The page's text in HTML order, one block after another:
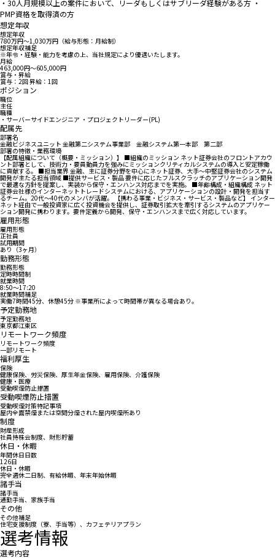
・30人月規模以上の案件において、リーダもしくはサブリーダ経験がある方 ・
PMP資格を取得済の方
想定年収
想定年収
780万円〜1,030万円（給与形態：月給制）
想定年収補足
※年令・経験・能力を考慮の上、当社規定により優遇いたします。
月給
463,000円〜605,000円
賞与・昇給
賞与：2回 昇給：1回
ポジション
職位
主任
職種
・サーバーサイドエンジニア ・プロジェクトリーダー(PL)
配属先
部署名
金融ビジネスユニット 金融第二システム事業部 金融システム第一本部 第二部
部署の特徴・業務環境
【配属組織について（概要・ミッション）】 ■組織のミッション ネット証券会社のフロントアカウ
ント部署として、技術力・要員動員力を強みにミッションクリティカルシステムの導入と安定稼働
に貢献する。 ■担当業界 金融、主に証券分野を中心にネット証券、大手～中堅証券会社のシステム
開発が主たる担当領域 ■提供サービス・製品 要件に応じたフルスクラッチのアプリケーション開発
で最適な方針を提案し、実装から保守・エンハンス対応までを実施。 ■年齢構成・組織構成 ネット
証券会社様のインターネットトレードシステムにおける、アプリケーションの設計・開発を担当す
るチーム。20代～40代のメンバが活躍。 【携わる事業・ビジネス・サービス・製品など】 インター
ネット経由で一般投資家に広く投資機会を提供し、証券取引拡大を牽引するシステムのアプリケー
ション開発に携わります。要件定義から開発、保守・エンハンスまで広く対応しています。
雇用形態
雇用形態
正社員
試用期間
あり（3ヶ月）
勤務形態
勤務形態
定時時間制
就業時間
8:50〜17:20
就業時間補足
実働7時間45分、休憩45分 ※事業所によって時間帯が異なる場合あり。
予定勤務地
予定勤務地
東京都江東区
リモートワーク頻度
リモートワーク頻度
一部リモート
福利厚生
保険
健康保険、労災保険、厚生年金保険、雇用保険、介護保険
健康・医療
受動喫煙防止措置
受動喫煙防止措置
受動喫煙対策特記事項
屋内全面禁煙または空間分煙された屋内喫煙所あり
制度
財産形成
社員持株会制度、財形貯蓄
休日・休暇
年間休日日数
126日
休日・休暇
完全週休二日制、有給休暇、年末年始休暇
諸手当
諸手当
通勤手当、家族手当
その他
その他補足
住宅支援制度（寮、手当等）、カフェテリアプラン
選考情報
選考内容